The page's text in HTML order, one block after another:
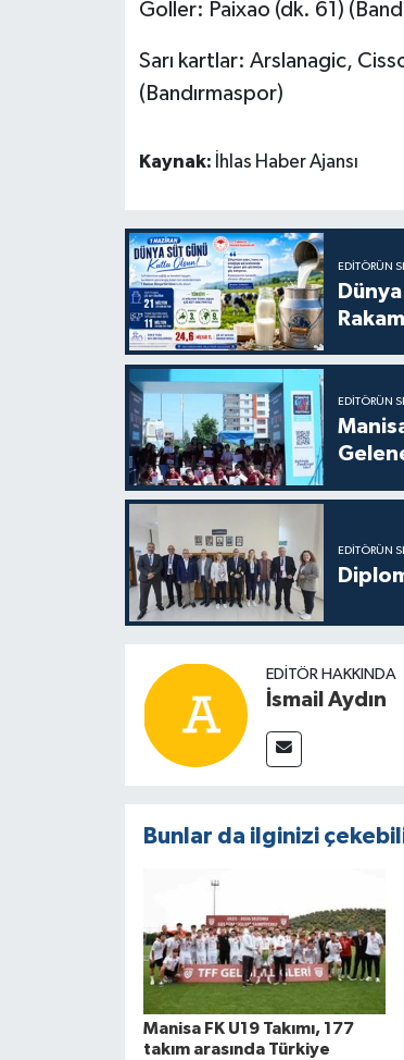
Goller: Paixao (dk. 61)
Sarı kartlar: Arslanagic,
(Bandırmaspor)
Kaynak: İhlas Haber Ajansı
EDITÖRÜN
EDITÖRÜN
EDITÖRÜN
EDITÖR HAKKINDA
İsmail Aydın
Bunlar da ilginizi
Manisa FK U19 Takımı, 177
takım arasında Türkiye